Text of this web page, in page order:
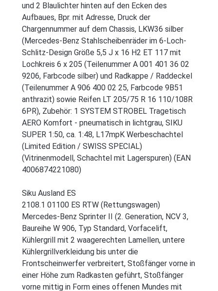
und 2 Blaulichter hinten auf den Ecken des
Aufbaues, Bpr. mit Adresse, Druck der
Chargennummer auf dem Chassis, LKW36 silber
(Mercedes-Benz Stahlscheibenräder im 6-Loch-
Schlitz-Design Größe 5,5 J x 16 H2 ET 117 mit
Lochkreis 6 x 205 (Teilenummer A 001 401 36 02
9206, Farbcode silber) und Radkappe / Raddeckel
(Teilenummer A 906 400 02 25, Farbcode 9B51
anthrazit) sowie Reifen LT 205/75 R 16 110/108R
6PR), Zubehör: 1 SYSTEM STROBEL Tragetisch
AERO Komfort - pneumatisch in lichtgrau, SIKU
SUPER 1:50, ca. 1:48, L17mpK Werbeschachtel
(Limited Edition / SWISS SPECIAL)
(Vitrinenmodell, Schachtel mit Lagerspuren) (EAN
4006874221080)
Siku Ausland ES
2108.1 01100 ES RTW (Rettungswagen)
Mercedes-Benz Sprinter II (2. Generation, NCV 3,
Baureihe W 906, Typ Standard, Vorfacelift,
Kühlergrill mit 2 waagerechten Lamellen, untere
Kühlergrillverkleidung bis unter die
Frontscheinwerfer verbreitert, Stoßfänger vorne in
einer Höhe zum Radkasten geführt, Stoßfänger
vorne mittig in Form eines offenen Mundes mit